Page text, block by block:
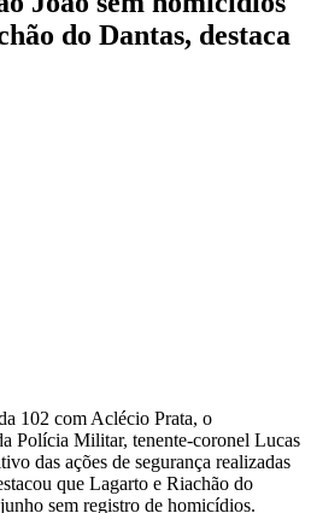
do Dantas, destaca
102 com Aclécio Prata, o
Polícia Militar, tenente-coronel Lucas
das ações de segurança realizadas
que Lagarto e Riachão do
sem registro de homicídios.